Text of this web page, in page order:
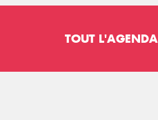
TOUT L'AGENDA